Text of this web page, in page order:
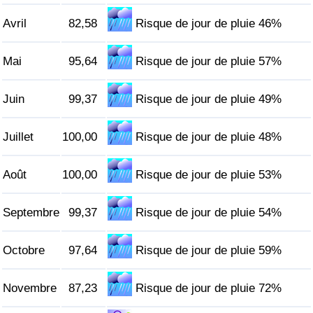
Avril 82,58 Risque de jour de pluie 46%
Mai 95,64 Risque de jour de pluie 57%
Juin 99,37 Risque de jour de pluie 49%
Juillet 100,00 Risque de jour de pluie 48%
Août 100,00 Risque de jour de pluie 53%
Septembre 99,37 Risque de jour de pluie 54%
Octobre 97,64 Risque de jour de pluie 59%
Novembre 87,23 Risque de jour de pluie 72%
Indice de Trafic par Pays